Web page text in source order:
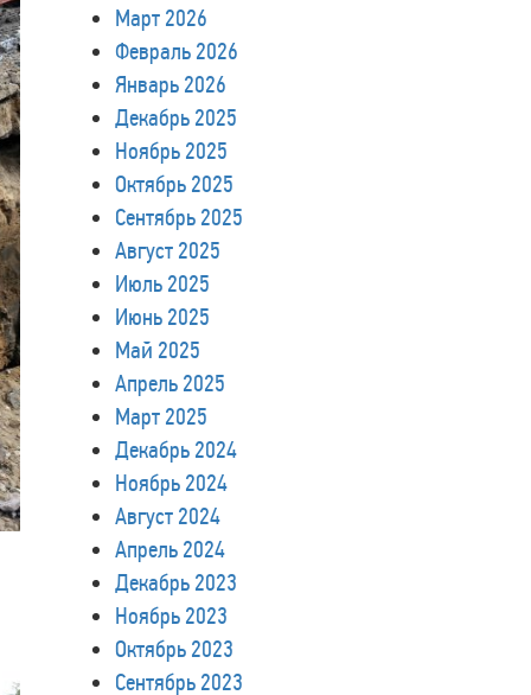
Март 2026
Февраль 2026
Январь 2026
Декабрь 2025
Ноябрь 2025
Октябрь 2025
Сентябрь 2025
Август 2025
Июль 2025
Июнь 2025
Май 2025
Апрель 2025
Март 2025
Декабрь 2024
Ноябрь 2024
Август 2024
Апрель 2024
Декабрь 2023
Ноябрь 2023
Октябрь 2023
Сентябрь 2023